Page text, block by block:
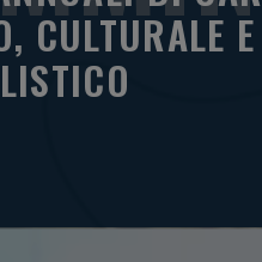
CULTURALE E